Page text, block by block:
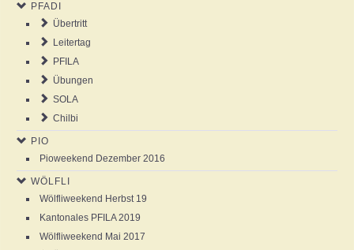
AGENDA
ABOUT US
ANSCHLAG
GALLERY
PFADI
Übertritt
Leitertag
PFILA
Übungen
SOLA
Chilbi
PIO
Pioweekend Dezember 2016
WÖLFLI
Wölfliweekend Herbst 19
Kantonales PFILA 2019
Wölfliweekend Mai 2017